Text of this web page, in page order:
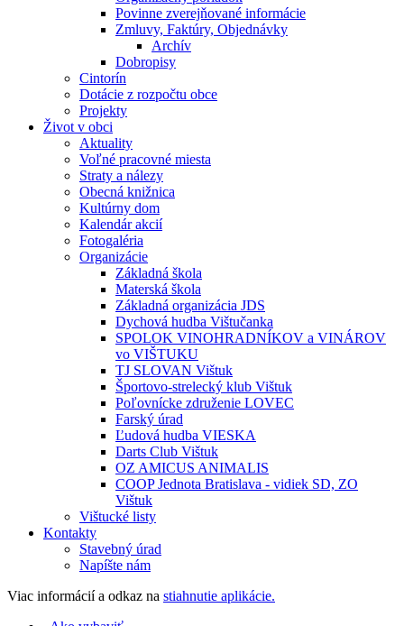
Povinne zverejňované informácie
Zmluvy, Faktúry, Objednávky
Archív
Dobropisy
Cintorín
Dotácie z rozpočtu obce
Projekty
Život v obci
Aktuality
Voľné pracovné miesta
Straty a nálezy
Obecná knižnica
Kultúrny dom
Kalendár akcií
Fotogaléria
Organizácie
Základná škola
Materská škola
Základná organizácia JDS
Dychová hudba Vištučanka
SPOLOK VINOHRADNÍKOV a VINÁROV
vo VIŠTUKU
TJ SLOVAN Vištuk
Športovo-strelecký klub Vištuk
Poľovnícke združenie LOVEC
Farský úrad
Ľudová hudba VIESKA
Darts Club Vištuk
OZ AMICUS ANIMALIS
COOP Jednota Bratislava - vidiek SD, ZO
Vištuk
Vištucké listy
Kontakty
Stavebný úrad
Napíšte nám
Viac informácií a odkaz na stiahnutie aplikácie.